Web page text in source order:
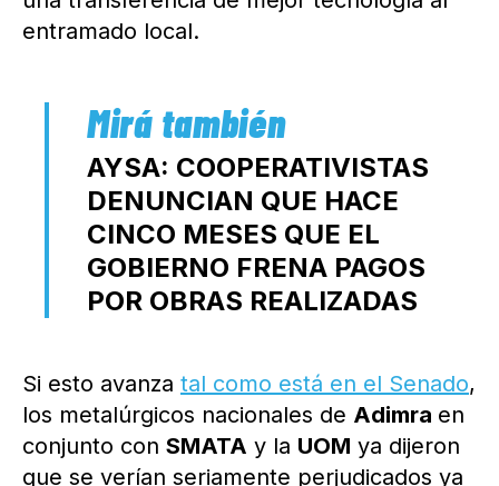
entramado local.
AYSA: COOPERATIVISTAS
DENUNCIAN QUE HACE
CINCO MESES QUE EL
GOBIERNO FRENA PAGOS
POR OBRAS REALIZADAS
Si esto avanza tal como está en el Senado,
los metalúrgicos nacionales de Adimra en
conjunto con SMATA y la UOM ya dijeron
que se verían seriamente perjudicados ya